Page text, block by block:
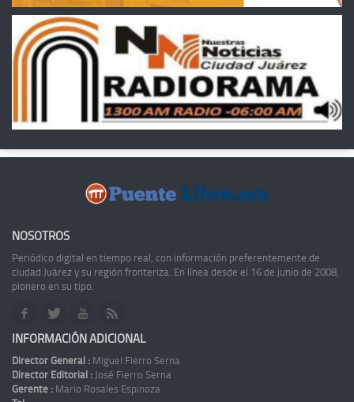
NOSOTROS
Periódico digital en tiempo real, con información preferentemente de
ciudad Juárez y su región fronteriza. En línea desde el 16 de junio de 2008,
pionero en su tipo.
INFORMACIÓN ADICIONAL
Director General : Miguel Fierro Serna
Director Editorial : José Fierro Serna
Gerente : Mario Rosales Espinoza